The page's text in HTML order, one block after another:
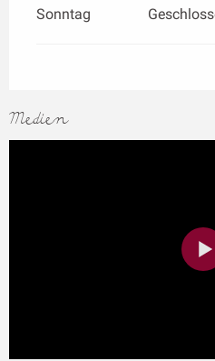
Sonntag
Medien